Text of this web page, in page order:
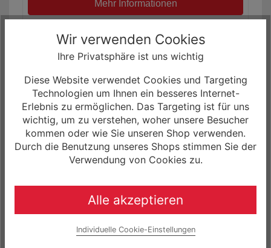
Mehr Informationen
Mehr Informationen
Wir verwenden Cookies
Ihre Privatsphäre ist uns wichtig
Diese Website verwendet Cookies und Targeting
Technologien um Ihnen ein besseres Internet-
Erlebnis zu ermöglichen. Das Targeting ist für uns
wichtig, um zu verstehen, woher unsere Besucher
kommen oder wie Sie unseren Shop verwenden.
Durch die Benutzung unseres Shops stimmen Sie der
Verwendung von Cookies zu.
Alle akzeptieren
Individuelle Cookie-Einstellungen